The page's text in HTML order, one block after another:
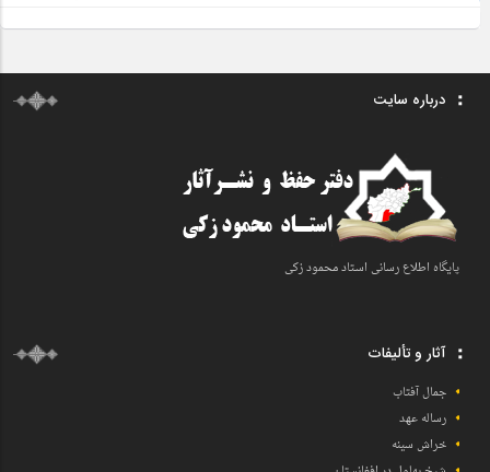
درباره سایت
پایگاه اطلاع رسانی اسـتاد محمود زکی
آثار و تألیفات
جمال آفتاب
رساله عهد
خراش سینه